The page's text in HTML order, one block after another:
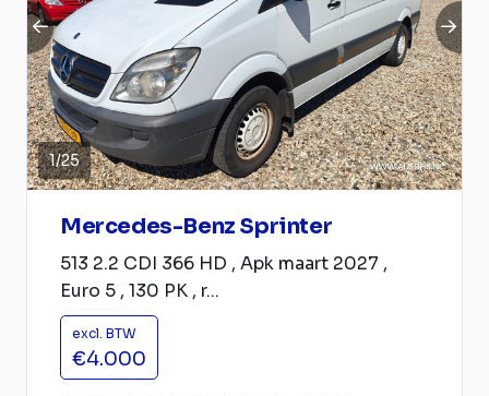
1/25
Mercedes-Benz Sprinter
513 2.2 CDI 366 HD , Apk maart 2027 ,
Euro 5 , 130 PK , r...
excl. BTW
€4.000